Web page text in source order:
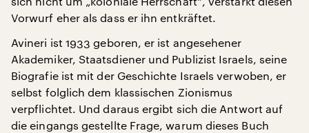
Vorwurf eher als dass er ihn entkräftet.
Avineri ist 1933 geboren, er ist angesehener
Akademiker, Staatsdiener und Publizist Israels, seine
Biografie ist mit der Geschichte Israels verwoben, er
selbst folglich dem klassischen Zionismus
verpflichtet. Und daraus ergibt sich die Antwort auf
die eingangs gestellte Frage, warum dieses Buch